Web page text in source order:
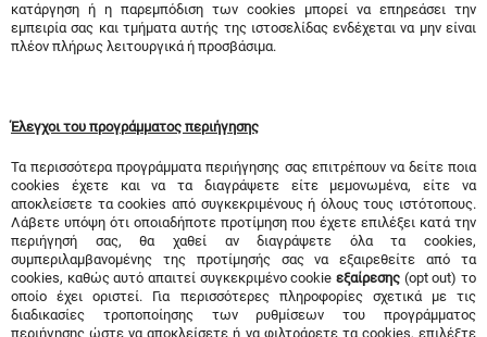
κατάργηση ή η παρεμπόδιση των cookies μπορεί να επηρεάσει την
εμπειρία σας και τμήματα αυτής της ιστοσελίδας ενδέχεται να μην είναι
πλέον πλήρως λειτουργικά ή προσβάσιμα.
Έλεγχοι του προγράμματος περιήγησης
Τα περισσότερα προγράμματα περιήγησης σας επιτρέπουν να δείτε ποια
cookies έχετε και να τα διαγράψετε είτε μεμονωμένα, είτε να
αποκλείσετε τα cookies από συγκεκριμένους ή όλους τους ιστότοπους.
Λάβετε υπόψη ότι οποιαδήποτε προτίμηση που έχετε επιλέξει κατά την
περιήγησή σας, θα χαθεί αν διαγράψετε όλα τα cookies,
συμπεριλαμβανομένης της προτίμησής σας να εξαιρεθείτε από τα
cookies, καθώς αυτό απαιτεί συγκεκριμένο cookie εξαίρεσης (opt out) το
οποίο έχει οριστεί. Για περισσότερες πληροφορίες σχετικά με τις
διαδικασίες τροποποίησης των ρυθμίσεων του προγράμματος
περιήγησης ώστε να αποκλείσετε ή να φιλτράρετε τα cookies, επιλέξτε